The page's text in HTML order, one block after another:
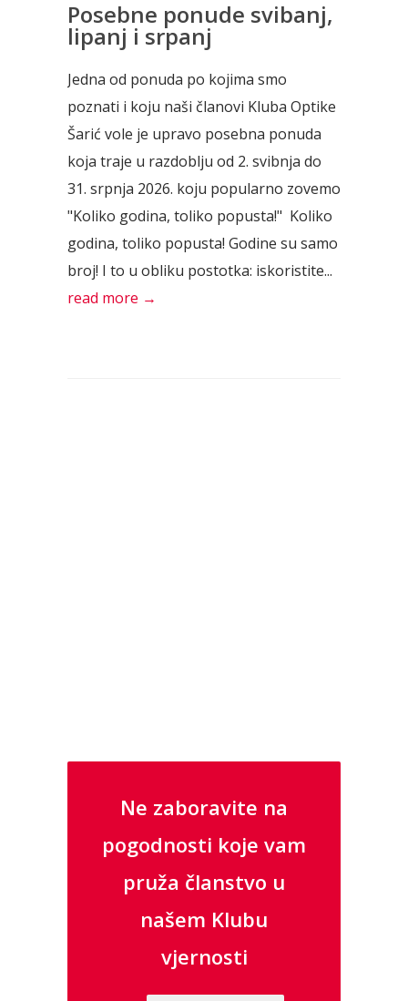
Posebne ponude svibanj,
lipanj i srpanj
Jedna od ponuda po kojima smo
poznati i koju naši članovi Kluba Optike
Šarić vole je upravo posebna ponuda
koja traje u razdoblju od 2. svibnja do
31. srpnja 2026. koju popularno zovemo
"Koliko godina, toliko popusta!" Koliko
godina, toliko popusta! Godine su samo
broj! I to u obliku postotka: iskoristite...
read more →
Ne zaboravite na
pogodnosti koje vam
pruža članstvo u
našem Klubu
vjernosti